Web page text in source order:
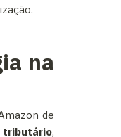
na
de
,